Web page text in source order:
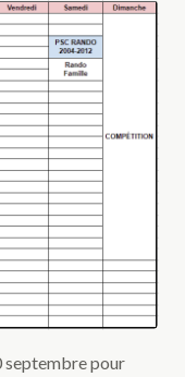
septembre pour